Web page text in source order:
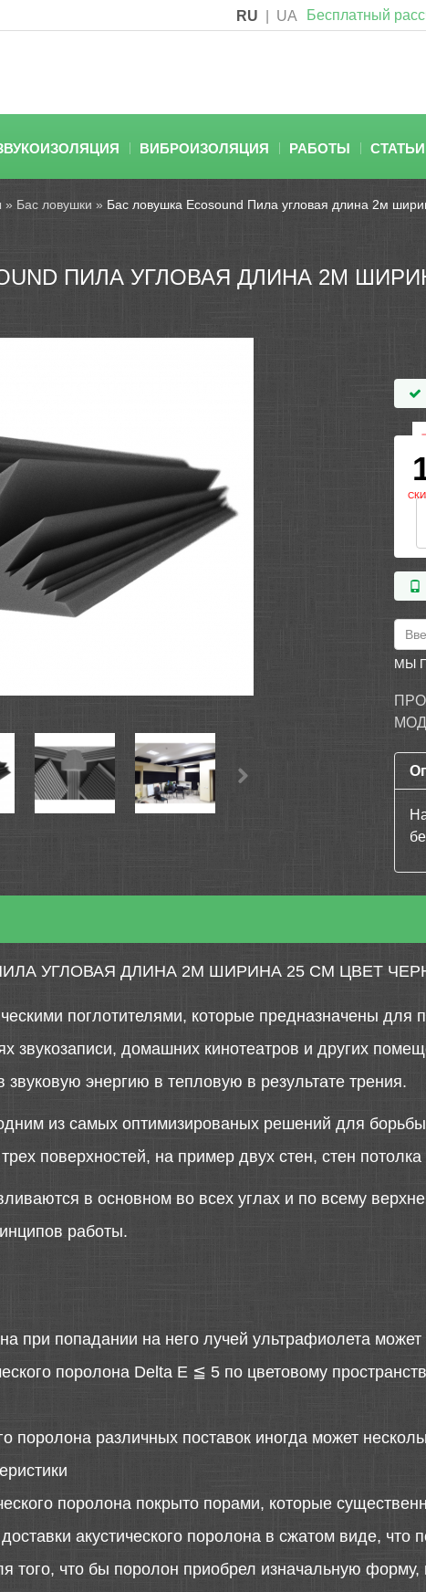
RU UA Бесплатный
ВИБРОИЗОЛЯЦИЯ РАБОТЫ СТАТЬИ
» Бас ловушки » Бас ловушка Ecosound Пила угловая длина 2м
ПИЛА УГЛОВАЯ ДЛИНА 2М
МЫ
УГЛОВАЯ ДЛИНА 2М ШИРИНА 25 СМ ЦВЕТ
поглотителями, которые предназначены для
звукозаписи, домашних кинотеатров и других
энергию в тепловую в результате трения.
из самых оптимизированых решений для борьбы
поверхностей, на пример двух стен, стен
в основном во всех углах и по всему
работы.
при попадании на него лучей ультрафиолета может
поролона Delta E ≦ 5 по цветовому
поролона различных поставок иногда может
поролона покрыто порами, которые
акустического поролона в сжатом виде, что
того, что бы поролон приобрел изначальную